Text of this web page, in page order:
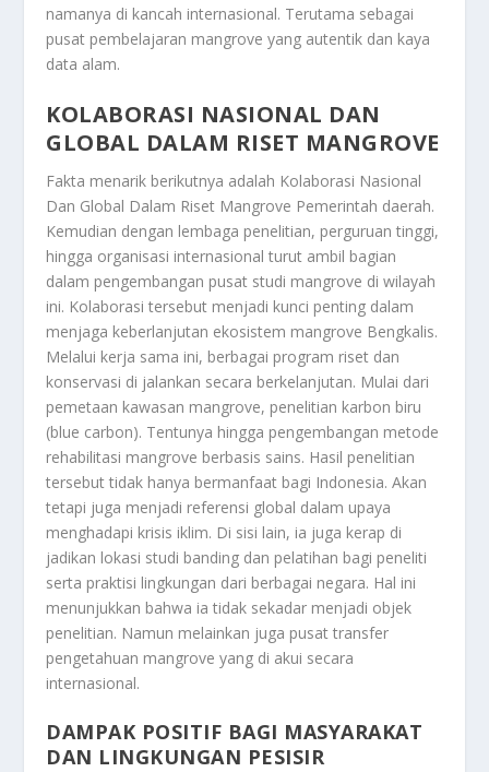
namanya di kancah internasional. Terutama sebagai
pusat pembelajaran mangrove yang autentik dan kaya
data alam.
KOLABORASI NASIONAL DAN
GLOBAL DALAM RISET MANGROVE
Fakta menarik berikutnya adalah Kolaborasi Nasional
Dan Global Dalam Riset Mangrove Pemerintah daerah.
Kemudian dengan lembaga penelitian, perguruan tinggi,
hingga organisasi internasional turut ambil bagian
dalam pengembangan pusat studi mangrove di wilayah
ini. Kolaborasi tersebut menjadi kunci penting dalam
menjaga keberlanjutan ekosistem mangrove Bengkalis.
Melalui kerja sama ini, berbagai program riset dan
konservasi di jalankan secara berkelanjutan. Mulai dari
pemetaan kawasan mangrove, penelitian karbon biru
(blue carbon). Tentunya hingga pengembangan metode
rehabilitasi mangrove berbasis sains. Hasil penelitian
tersebut tidak hanya bermanfaat bagi Indonesia. Akan
tetapi juga menjadi referensi global dalam upaya
menghadapi krisis iklim. Di sisi lain, ia juga kerap di
jadikan lokasi studi banding dan pelatihan bagi peneliti
serta praktisi lingkungan dari berbagai negara. Hal ini
menunjukkan bahwa ia tidak sekadar menjadi objek
penelitian. Namun melainkan juga pusat transfer
pengetahuan mangrove yang di akui secara
internasional.
DAMPAK POSITIF BAGI MASYARAKAT
DAN LINGKUNGAN PESISIR